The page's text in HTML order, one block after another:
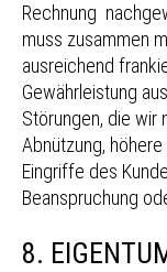
Rechnung
muss zusammen
ausreichend
Gewährleistung
Störungen, die wir
Abnützung,
Eingriffe des
Beanspruchung
8.